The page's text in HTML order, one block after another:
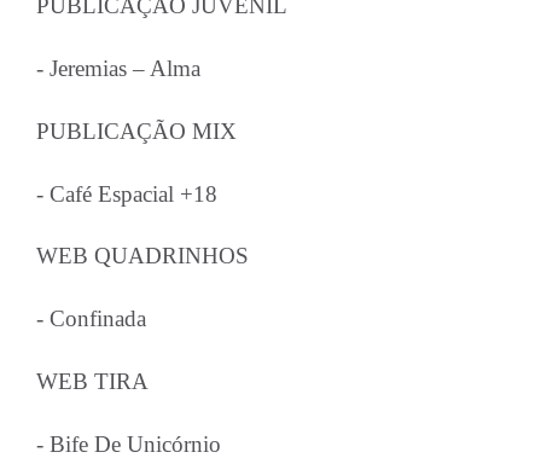
PUBLICAÇÃO JUVENIL
- Jeremias – Alma
PUBLICAÇÃO MIX
- Café Espacial +18
WEB QUADRINHOS
- Confinada
WEB TIRA
- Bife De Unicórnio